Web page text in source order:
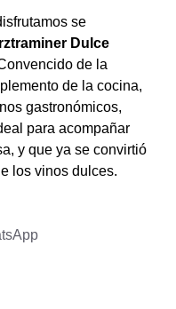
se
Dulce
de la
de la cocina,
gastronómicos,
para acompañar
y que ya se convirtió
los vinos dulces.